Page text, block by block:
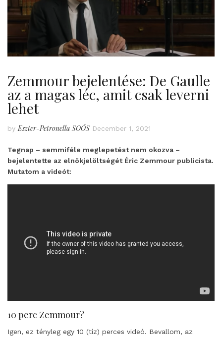
Zemmour bejelentése: De Gaulle
az a magas léc, amit csak leverni
lehet
by Eszter-Petronella SOÓS December 1, 2021
Tegnap – semmiféle meglepetést nem okozva –
bejelentette az elnökjelöltségét Éric Zemmour publicista.
Mutatom a videót:
10 perc Zemmour?
Igen, ez tényleg egy 10 (tíz) perces videó. Bevallom, az